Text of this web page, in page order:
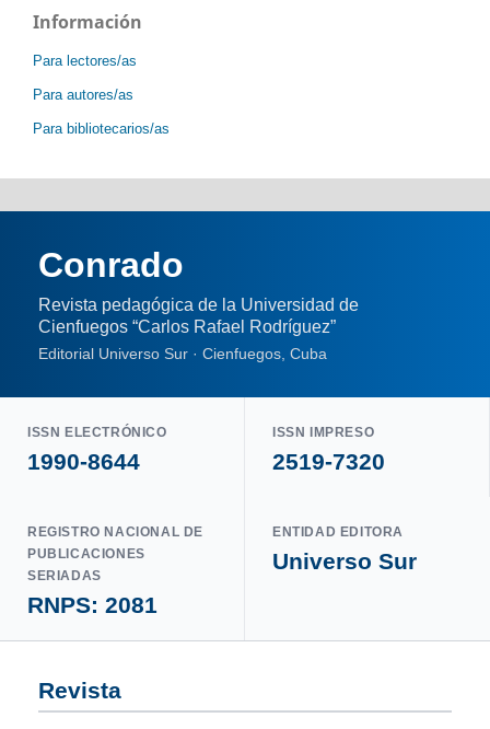
Información
Para lectores/as
Para autores/as
Para bibliotecarios/as
Conrado
Revista pedagógica de la Universidad de
Cienfuegos “Carlos Rafael Rodríguez”
Editorial Universo Sur · Cienfuegos, Cuba
ISSN ELECTRÓNICO
1990-8644
ISSN IMPRESO
2519-7320
REGISTRO NACIONAL DE
PUBLICACIONES
SERIADAS
RNPS: 2081
ENTIDAD EDITORA
Universo Sur
Revista